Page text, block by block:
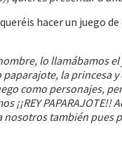
hacer un juego
lo llamábamos
la princesa
como personajes,
¡¡REY
nosotros también pues